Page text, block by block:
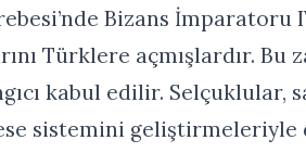
Bizans İmparatoru
Türklere açmışlardır.
kabul edilir. Selçuklular,
sistemini geliştirmeleriyle